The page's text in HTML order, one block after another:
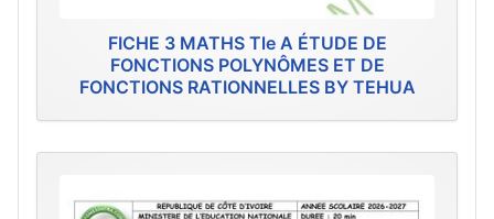
FICHE 3 MATHS Tle A ÉTUDE DE
FONCTIONS POLYNÔMES ET DE
FONCTIONS RATIONNELLES BY TEHUA